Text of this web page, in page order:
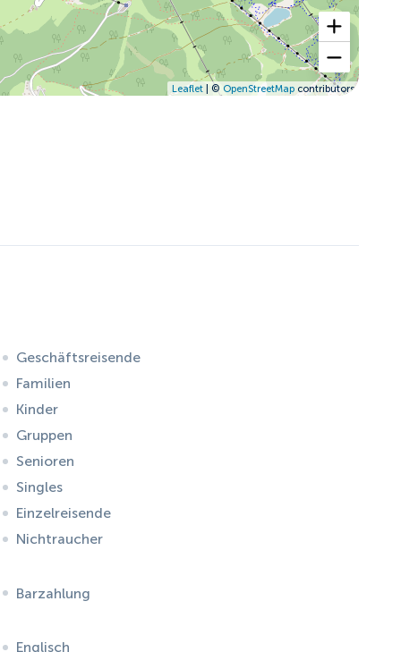
Leaflet| © OpenStreetMapcontributors
Geschäftsreisende
Familien
Kinder
Gruppen
Senioren
Singles
Einzelreisende
Nichtraucher
Barzahlung
Englisch